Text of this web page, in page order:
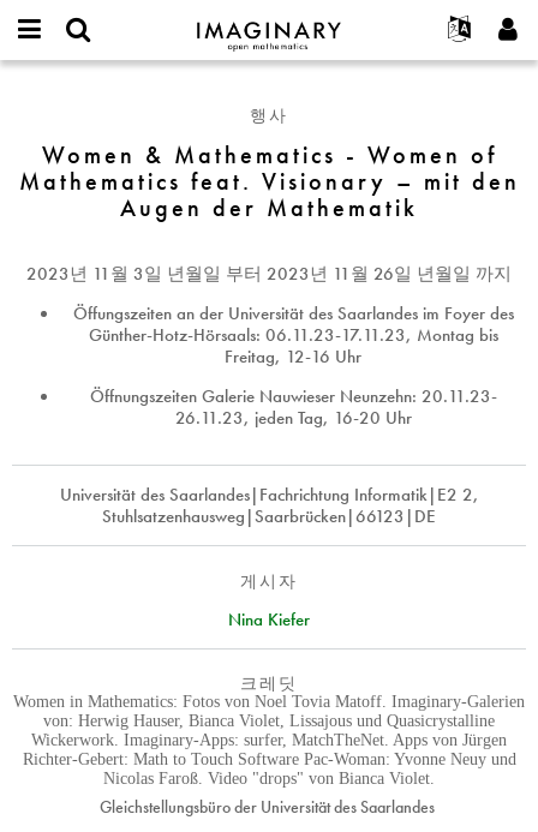
IMAGINARY
open
Français
Deutsch
한국어
Español
Programs
Galleries
Hands-On
Texts
Exhibitions
나머지 보기...
프로젝트
참가하기
연락처
username
번
가입하기
새로운 비밀번호 요청하기
Mathematics
-
Mathematics
Visionary
den
Mathematik
행사
Women & Mathematics - Women of
Mathematics feat. Visionary – mit den
Augen der Mathematik
2023년 11월 3일 년월일 부터 2023년 11월 26일 년월일 까지
Öffungszeiten an der Universität des Saarlandes im Foyer des
Günther-Hotz-Hörsaals: 06.11.23-17.11.23, Montag bis
Freitag, 12-16 Uhr
Öffnungszeiten Galerie Nauwieser Neunzehn: 20.11.23-
26.11.23, jeden Tag, 16-20 Uhr
Universität des Saarlandes|Fachrichtung Informatik|E2 2,
Stuhlsatzenhausweg|Saarbrücken|66123|DE
게시자
Nina Kiefer
크레딧
Women in Mathematics: Fotos von Noel Tovia Matoff. Imaginary-Galerien
von: Herwig Hauser, Bianca Violet, Lissajous und Quasicrystalline
Wickerwork. Imaginary-Apps: surfer, MatchTheNet. Apps von Jürgen
Richter-Gebert: Math to Touch Software Pac-Woman: Yvonne Neuy und
Nicolas Faroß. Video "drops" von Bianca Violet.
Gleichstellungsbüro der Universität des Saarlandes